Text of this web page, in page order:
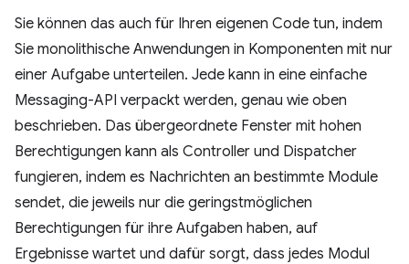
Sie können das auch für Ihren eigenen Code tun, indem
Sie monolithische Anwendungen in Komponenten mit nur
einer Aufgabe unterteilen. Jede kann in eine einfache
Messaging-API verpackt werden, genau wie oben
beschrieben. Das übergeordnete Fenster mit hohen
Berechtigungen kann als Controller und Dispatcher
fungieren, indem es Nachrichten an bestimmte Module
sendet, die jeweils nur die geringstmöglichen
Berechtigungen für ihre Aufgaben haben, auf
Ergebnisse wartet und dafür sorgt, dass jedes Modul